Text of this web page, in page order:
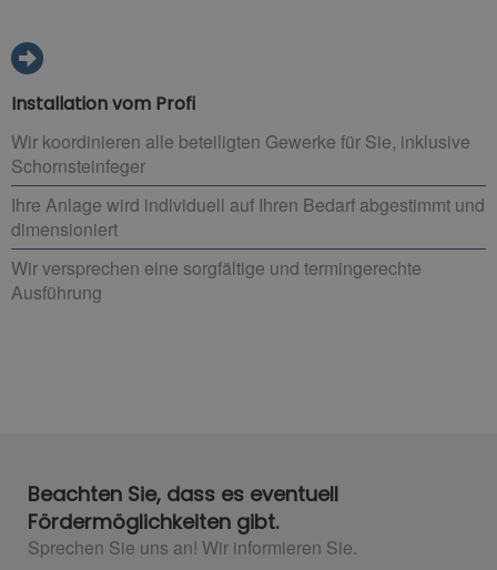
Installation vom Profi
Wir koordinieren alle beteiligten Gewerke für Sie, inklusive
Schornsteinfeger
Ihre Anlage wird individuell auf Ihren Bedarf abgestimmt und
dimensioniert
Wir versprechen eine sorgfältige und termingerechte
Ausführung
Beachten Sie, dass es eventuell
Fördermöglichkeiten gibt.
Sprechen Sie uns an! Wir informieren Sie.​